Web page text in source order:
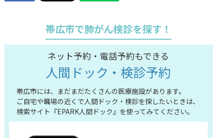
帯広市で肺がん検診を探す！
ネット予約・電話予約もできる
人間ドック・検診予約
帯広市には、まだまだたくさんの医療施設があります。
ご自宅や職場の近くで人間ドック・検診を探したいときは、
検索サイト『EPARK人間ドック』を使ってみてください。